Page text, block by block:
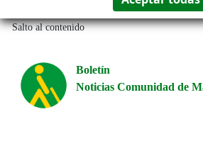
Salto al contenido
Boletín
Noticias Comunidad de